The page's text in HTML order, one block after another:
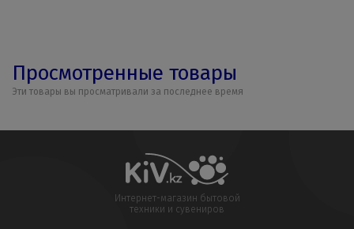
Просмотренные товары
Эти товары вы просматривали за последнее время
Интернет-магазин бытовой
техники и сувениров